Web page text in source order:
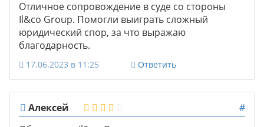
Отличное сопровождение в суде со стороны
Il&co Group. Помогли выиграть сложный
юридический спор, за что выражаю
благодарность.
17.06.2023 в 11:25 Ответить
Алексей
#